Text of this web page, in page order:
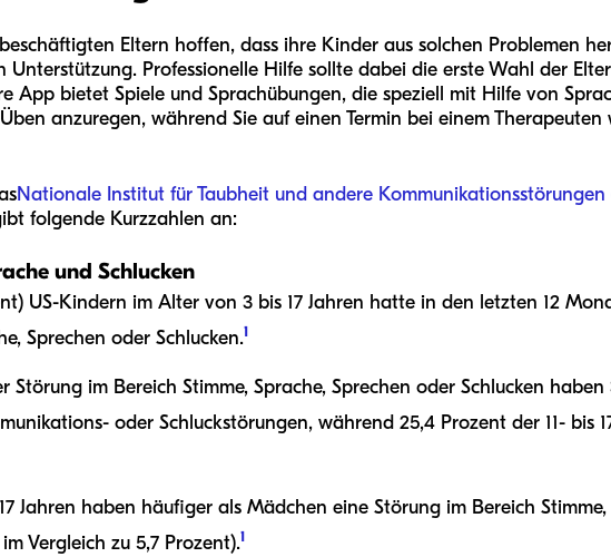
Eltern hoffen, dass ihre Kinder aus solchen Problemen
Professionelle Hilfe sollte dabei die erste Wahl der
App bietet Spiele und Sprachübungen, die speziell mit Hilfe von
anzuregen, während Sie auf einen Termin bei einem
Nationale Institut für Taubheit und andere Kommunikationsstörungen
folgende Kurzzahlen an:
und Schlucken
US-Kindern im Alter von 3 bis 17 Jahren hatte in den letzten 12
Sprechen oder Schlucken.1
Störung im Bereich Stimme, Sprache, Sprechen oder Schlucken
oder Schluckstörungen, während 25,4 Prozent der 11- bis
Jahren haben häufiger als Mädchen eine Störung im Bereich
Vergleich zu 5,7 Prozent).1